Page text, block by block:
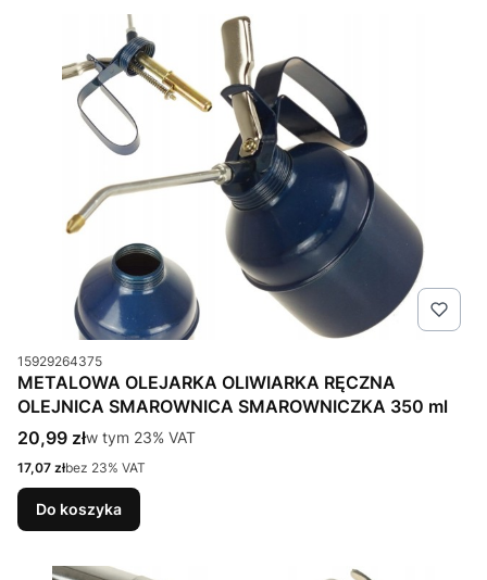
Kod produktu
15929264375
METALOWA OLEJARKA OLIWIARKA RĘCZNA
OLEJNICA SMAROWNICA SMAROWNICZKA 350 ml
Cena brutto
20,99 złw tym %s VAT
w tym 23% VAT
Cena netto
17,07 złbez 23% VAT
Do koszyka